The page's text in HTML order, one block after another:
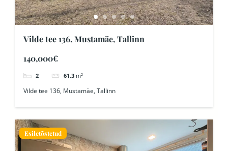
Vilde tee 136, Mustamäe, Tallinn
140,000€
2 61.3 m²
Vilde tee 136, Mustamäe, Tallinn
Esiletõstetud